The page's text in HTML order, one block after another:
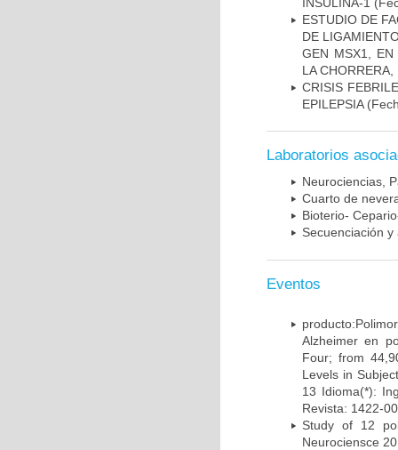
ESTUDIO DE
DE
GEN MSX1, EN
LA
CRISIS
EPILEPSIA
Laboratorios
Neurociencias,
Cuarto de
Bioterio-
Secuenciación
Eventos
Alzheimer en
Four; from
Levels in
13 Idioma(*):
Revista: 1422-
Study of 12
Neurociensce